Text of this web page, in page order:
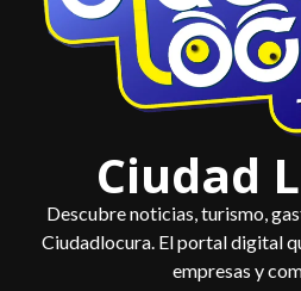
Ciudad
Descubre noticias, turismo,
Ciudadlocura. El portal digital
empresas y